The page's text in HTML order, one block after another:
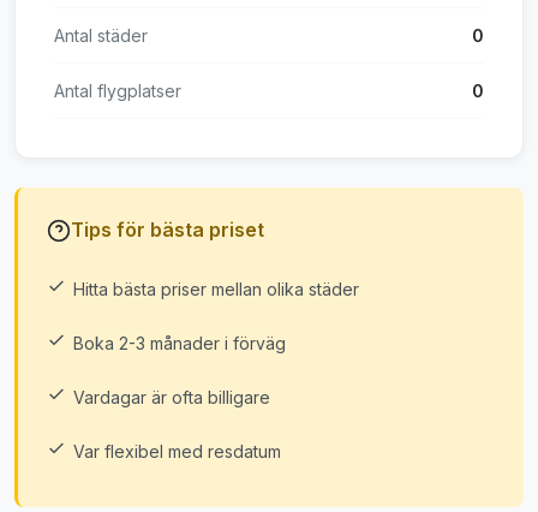
Antal städer 0
Antal flygplatser 0
Tips för bästa priset
Hitta bästa priser mellan olika städer
Boka 2-3 månader i förväg
Vardagar är ofta billigare
Var flexibel med resdatum